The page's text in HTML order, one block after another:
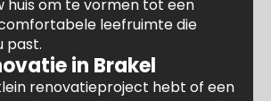
huis om te vormen tot een
leefruimte die
past.
in Brakel
renovatieproject hebt of een